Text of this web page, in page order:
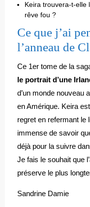
Keira trouvera-t-elle
rêve fou ?
Ce que j’ai
l’anneau de
Ce 1er tome de la
le portrait d’une
d’un monde nouveau
en Amérique. Keira
regret en refermant
immense de savoir
déjà pour la suivre
Je fais le souhait que
préserve le plus
Sandrine Damie